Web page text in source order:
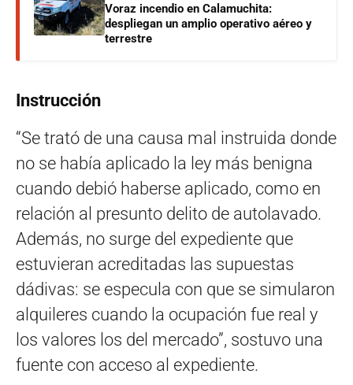
Voraz incendio en Calamuchita:
despliegan un amplio operativo aéreo y
terrestre
Instrucción
“Se trató de una causa mal instruida donde
no se había aplicado la ley más benigna
cuando debió haberse aplicado, como en
relación al presunto delito de autolavado.
Además, no surge del expediente que
estuvieran acreditadas las supuestas
dádivas: se especula con que se simularon
alquileres cuando la ocupación fue real y
los valores los del mercado”, sostuvo una
fuente con acceso al expediente.